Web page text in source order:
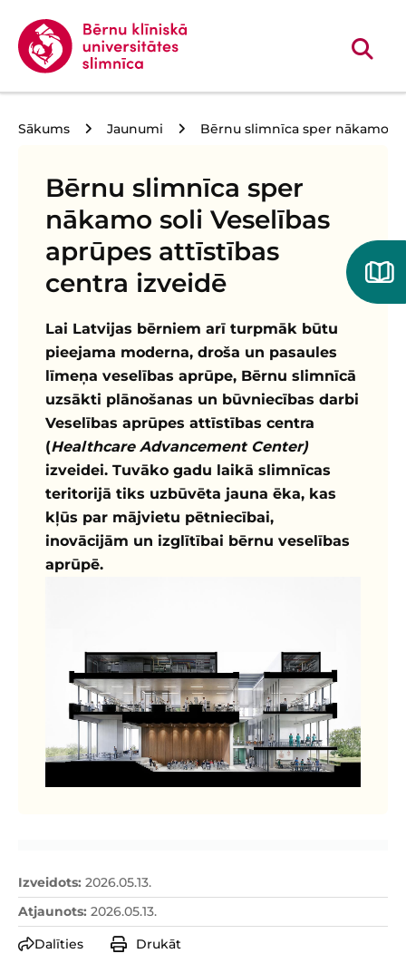
Sākums Jaunumi Bērnu slimnīca sper nākamo
Bērnu slimnīca sper
nākamo soli Veselības
aprūpes attīstības
centra izveidē
Lai Latvijas bērniem arī turpmāk būtu
pieejama moderna, droša un pasaules
līmeņa veselības aprūpe, Bērnu slimnīcā
uzsākti plānošanas un būvniecības darbi
Veselības aprūpes attīstības centra
(Healthcare Advancement Center)
izveidei. Tuvāko gadu laikā slimnīcas
teritorijā tiks uzbūvēta jauna ēka, kas
kļūs par mājvietu pētniecībai,
inovācijām un izglītībai bērnu veselības
aprūpē.
Izveidots: 2026.05.13.
Atjaunots: 2026.05.13.
Dalīties
Drukāt